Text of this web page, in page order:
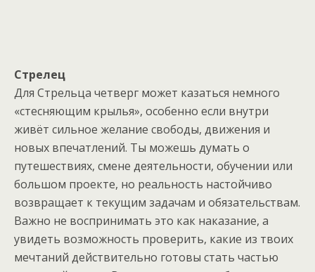
Стрелец
Для Стрельца четверг может казаться немного
«стесняющим крылья», особенно если внутри
живёт сильное желание свободы, движения и
новых впечатлений. Ты можешь думать о
путешествиях, смене деятельности, обучении или
большом проекте, но реальность настойчиво
возвращает к текущим задачам и обязательствам.
Важно не воспринимать это как наказание, а
увидеть возможность проверить, какие из твоих
мечтаний действительно готовы стать частью